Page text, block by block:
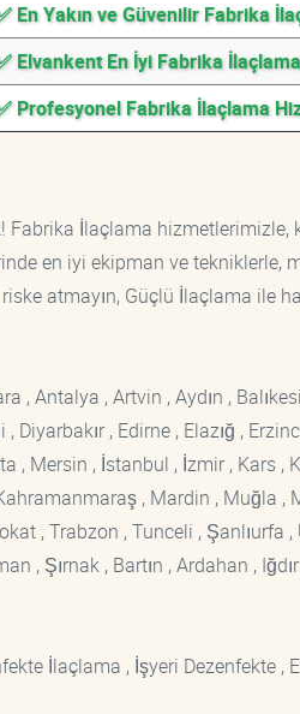
En Yakın ve Güvenilir Fabrika
Elvankent En İyi Fabrika
Profesyonel Fabrika İlaçlama
Fabrika İlaçlama hizmetlerimizle,
en iyi ekipman ve tekniklerle,
atmayın, Güçlü İlaçlama ile
, Antalya , Artvin , Aydın ,
Diyarbakır , Edirne , Elazığ ,
, Mersin , İstanbul , İzmir , Kars ,
, Mardin , Muğla ,
, Trabzon , Tunceli , Şanlıurfa
, Şırnak , Bartın , Ardahan ,
İlaçlama , İşyeri Dezenfekte ,